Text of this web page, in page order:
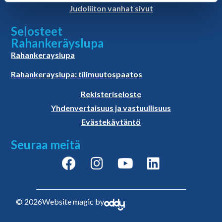
Judoliiton vanhat sivut
Selosteet
Rahankeräyslupa
Rahankerayslupa
Rahankerayslupa: tilimuutospaatos
Rekisteriseloste
Yhdenvertaisuus ja vastuullisuus
Evästekäytäntö
Seuraa meitä
© 2026Website magic by